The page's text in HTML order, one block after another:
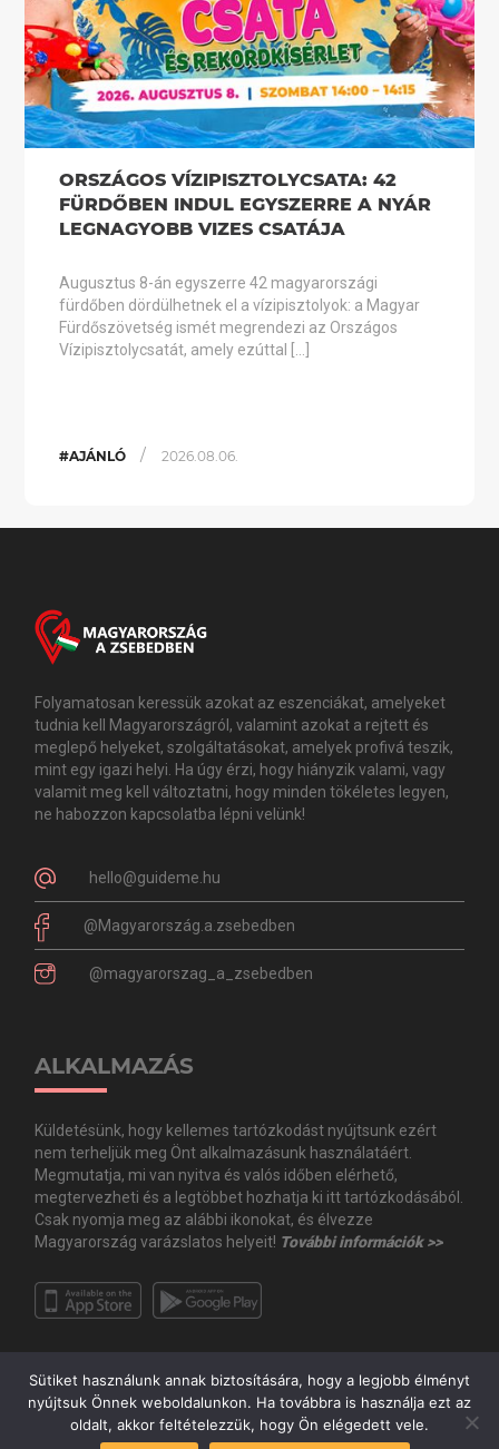
ORSZÁGOS VÍZIPISZTOLYCSATA: 42
FÜRDŐBEN INDUL EGYSZERRE A NYÁR
LEGNAGYOBB VIZES CSATÁJA
Augusztus 8-án egyszerre 42 magyarországi
fürdőben dördülhetnek el a vízipisztolyok: a Magyar
Fürdőszövetség ismét megrendezi az Országos
Vízipisztolycsatát, amely ezúttal […]
#AJÁNLÓ / 2026.08.06.
Folyamatosan keressük azokat az eszenciákat, amelyeket
tudnia kell Magyarországról, valamint azokat a rejtett és
meglepő helyeket, szolgáltatásokat, amelyek profivá teszik,
mint egy igazi helyi. Ha úgy érzi, hogy hiányzik valami, vagy
valamit meg kell változtatni, hogy minden tökéletes legyen,
ne habozzon kapcsolatba lépni velünk!
hello@guideme.hu
@Magyarország.a.zsebedben
@magyarorszag_a_zsebedben
ALKALMAZÁS
Küldetésünk, hogy kellemes tartózkodást nyújtsunk ezért
nem terheljük meg Önt alkalmazásunk használatáért.
Megmutatja, mi van nyitva és valós időben elérhető,
megtervezheti és a legtöbbet hozhatja ki itt tartózkodásából.
Csak nyomja meg az alábbi ikonokat, és élvezze
Magyarország varázslatos helyeit! További információk >>
Sütiket használunk annak biztosítására, hogy a legjobb élményt
nyújtsuk Önnek weboldalunkon. Ha továbbra is használja ezt az
oldalt, akkor feltételezzük, hogy Ön elégedett vele.